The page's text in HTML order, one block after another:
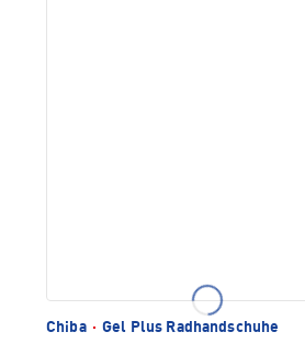
Chiba · Gel Plus Radhandschuhe